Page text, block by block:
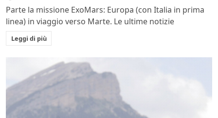
Parte la missione ExoMars: Europa (con Italia in prima
linea) in viaggio verso Marte. Le ultime notizie
Leggi di più